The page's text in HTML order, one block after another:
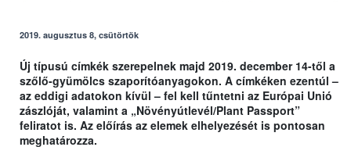
2019. augusztus 8, csütörtök
Új típusú címkék szerepelnek majd 2019. december 14-től a
szőlő-gyümölcs szaporítóanyagokon. A címkéken ezentúl –
az eddigi adatokon kívül – fel kell tűntetni az Európai Unió
zászlóját, valamint a „Növényútlevél/Plant Passport”
feliratot is. Az előírás az elemek elhelyezését is pontosan
meghatározza.